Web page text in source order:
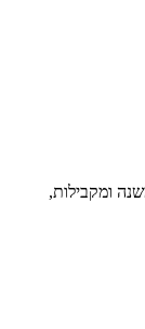
ומקבילות,